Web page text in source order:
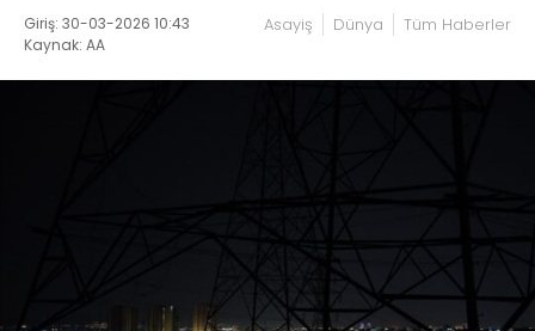
Giriş: 30-03-2026 10:43
Kaynak: AA
Asayiş Dünya Tüm Haberler